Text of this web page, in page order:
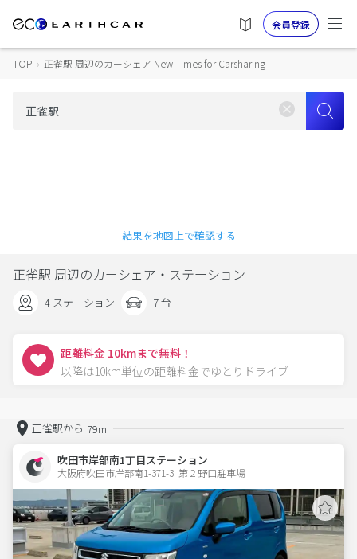
会員登録
TOP › 正雀駅 周辺のカーシェア New Times for Carsharing
結果を地図上で確認する
正雀駅 周辺のカーシェア・ステーション
4 ステーション 7 台
距離料金 10kmまで無料！
以降は10km単位の距離料金でゆとりドライブ
正雀駅から 79m
吹田市岸部南1丁目ステーション
大阪府吹田市岸部南1-371-3  第２野口駐車場